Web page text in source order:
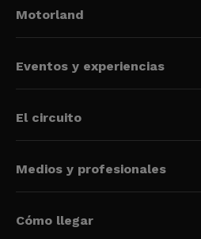
Motorland
Eventos y experiencias
El circuito
Medios y profesionales
Cómo llegar